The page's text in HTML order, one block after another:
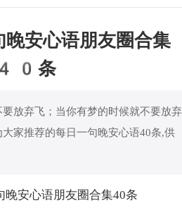
安心语朋友圈合集
条
弃飞；当你有梦的时候就不要放弃
家推荐的每日一句晚安心语40条,供